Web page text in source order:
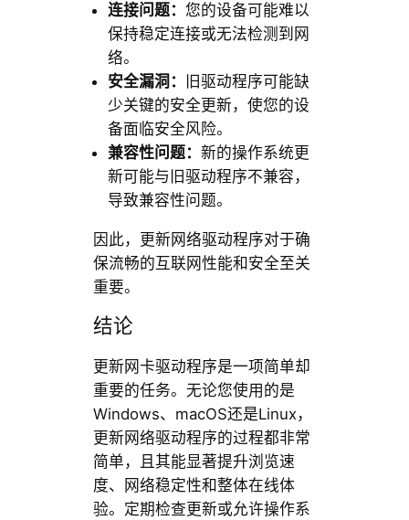
连接问题： 您的设备可能难以
保持稳定连接或无法检测到网
络。
安全漏洞：
旧驱动程序可能缺
少关键的安全更新，使您的设
备面临安全风险。
兼容性问题： 新的操作系统更
新可能与旧驱动程序不兼容，
导致兼容性问题。
因此，更新网络驱动程序对于确
保流畅的互联网性能和安全至关
重要。
结论
更新网卡驱动程序是一项简单却
重要的任务。无论您使用的是
Windows、macOS还是Linux，
更新网络驱动程序的过程都非常
简单，且其能显著提升浏览速
度、网络稳定性和整体在线体
验。定期检查更新或允许操作系